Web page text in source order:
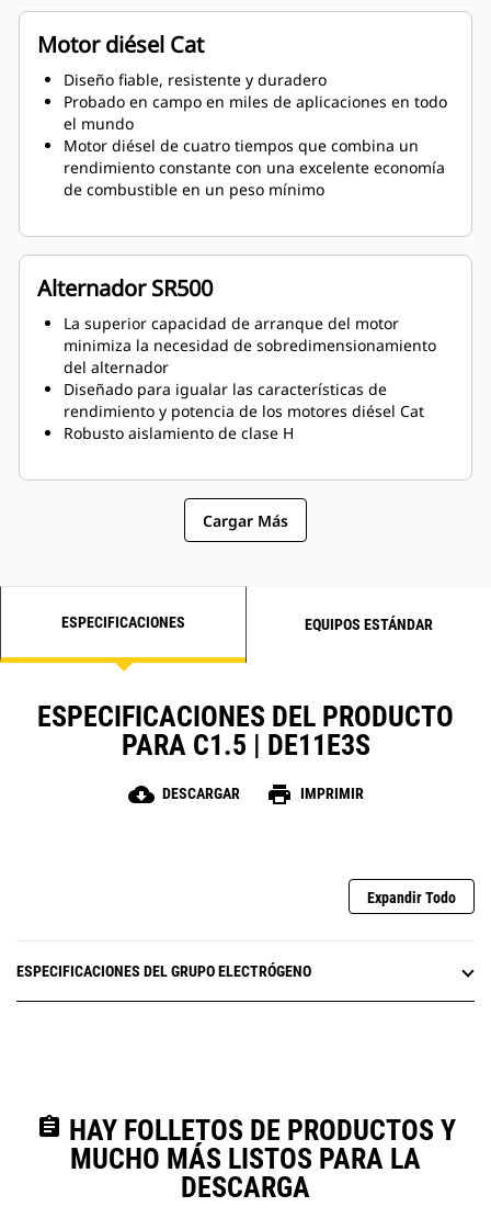
Motor diésel Cat
Diseño fiable, resistente y duradero
Probado en campo en miles de aplicaciones en todo
el mundo
Motor diésel de cuatro tiempos que combina un
rendimiento constante con una excelente economía
de combustible en un peso mínimo
Alternador SR500
La superior capacidad de arranque del motor
minimiza la necesidad de sobredimensionamiento
del alternador
Diseñado para igualar las características de
rendimiento y potencia de los motores diésel Cat
Robusto aislamiento de clase H
Cargar Más
ESPECIFICACIONES EQUIPOS ESTÁNDAR
ESPECIFICACIONES DEL PRODUCTO
PARA C1.5 | DE11E3S
cloud_download DESCARGAR print IMPRIMIR
Expandir Todo
ESPECIFICACIONES DEL GRUPO ELECTRÓGENO
assignment HAY FOLLETOS DE PRODUCTOS Y
MUCHO MÁS LISTOS PARA LA
DESCARGA